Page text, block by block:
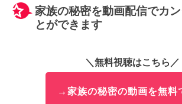
家族の秘密を動画配信でカ
とができます
＼無料視聴はこちら／
→家族の秘密の動画を無料